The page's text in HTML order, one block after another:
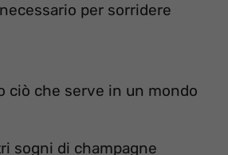
per sorridere
ciò che serve in un mondo
sogni di champagne